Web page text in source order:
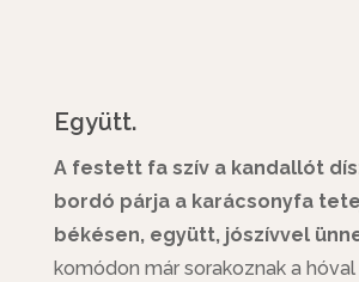
Együtt.
A festett fa szív a kandallót
bordó párja a karácsonyfa
békésen, együtt, jószívvel
komódon már sorakoznak a